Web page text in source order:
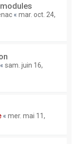
« mar. oct. 24,
« sam. juin 16,
« mer. mai 11,